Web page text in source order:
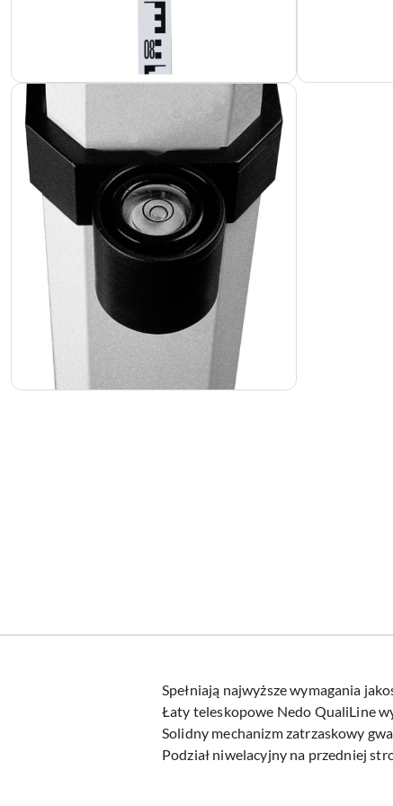
Spełniają najwyższe wymagania
Łaty teleskopowe Nedo QualiLine
Solidny mechanizm zatrzaskowy
Podział niwelacyjny na przedniej